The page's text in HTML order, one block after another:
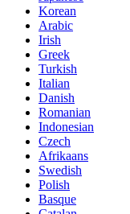
Korean
Arabic
Irish
Greek
Turkish
Italian
Danish
Romanian
Indonesian
Czech
Afrikaans
Swedish
Polish
Basque